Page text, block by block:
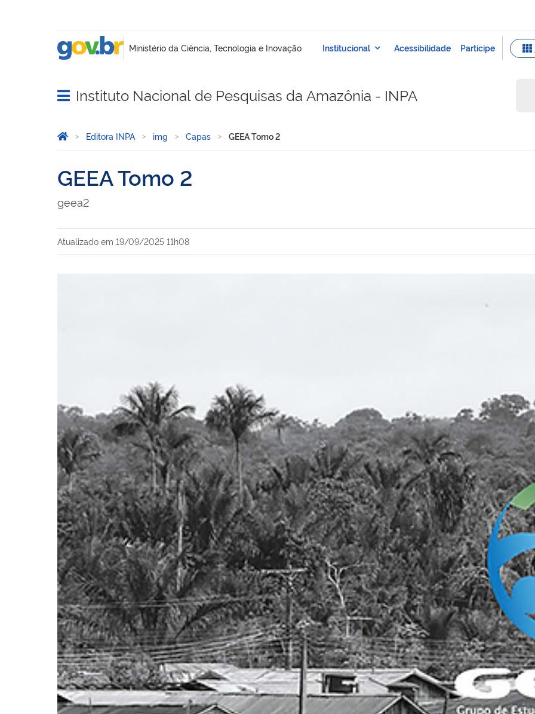
Abrir menu principal de navegação
Instituto Nacional de Pesquisas da Amazônia - INPA
Você está aqui:
Página Inicial
Editora INPA img Capas GEEA Tomo 2
GEEA Tomo 2
geea2
Atualizado em 19/09/2025 11h08